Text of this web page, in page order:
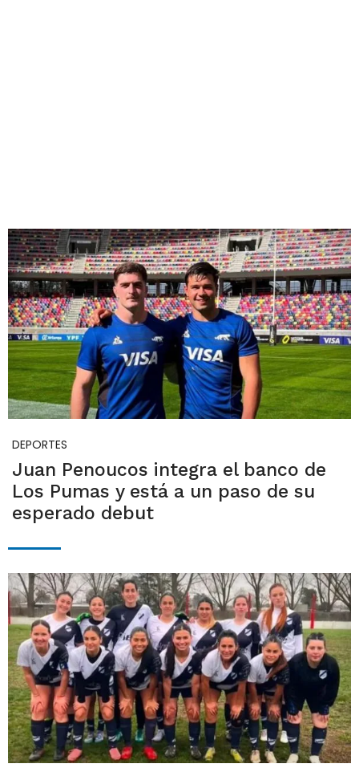
DEPORTES
Juan Penoucos integra el banco de
Los Pumas y está a un paso de su
esperado debut